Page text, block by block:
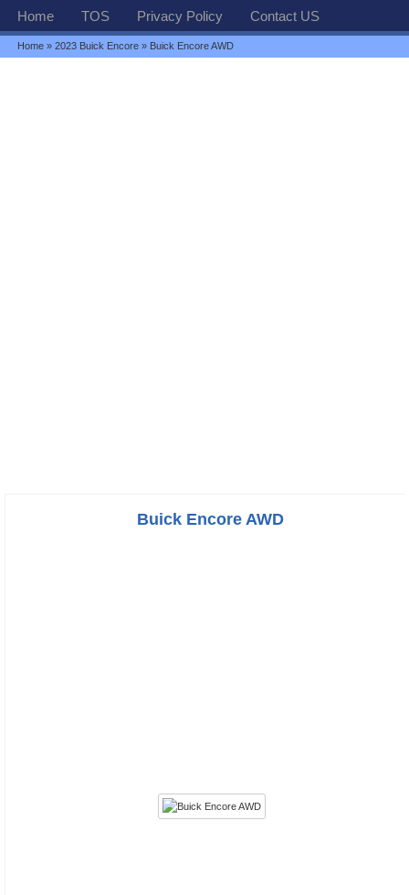
Home TOS Privacy Policy Contact US
Home »2023 Buick Encore » Buick Encore AWD
Buick Encore AWD